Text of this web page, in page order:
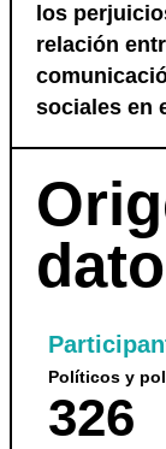
los
relación
sociales en
Políticos y
326